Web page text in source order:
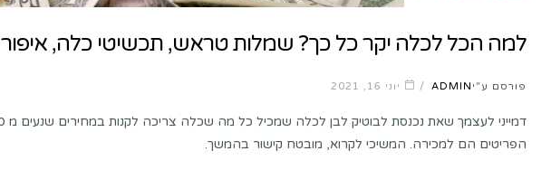
למה הכל לכלה יקר כל כך? שמלות טראש, תכשיטי כלה, איפור
פורסם ע"י ADMIN יוני 16, 2021
הפריטים הם למכירה. המשיכי לקרוא, מובטח קישור בהמשך.